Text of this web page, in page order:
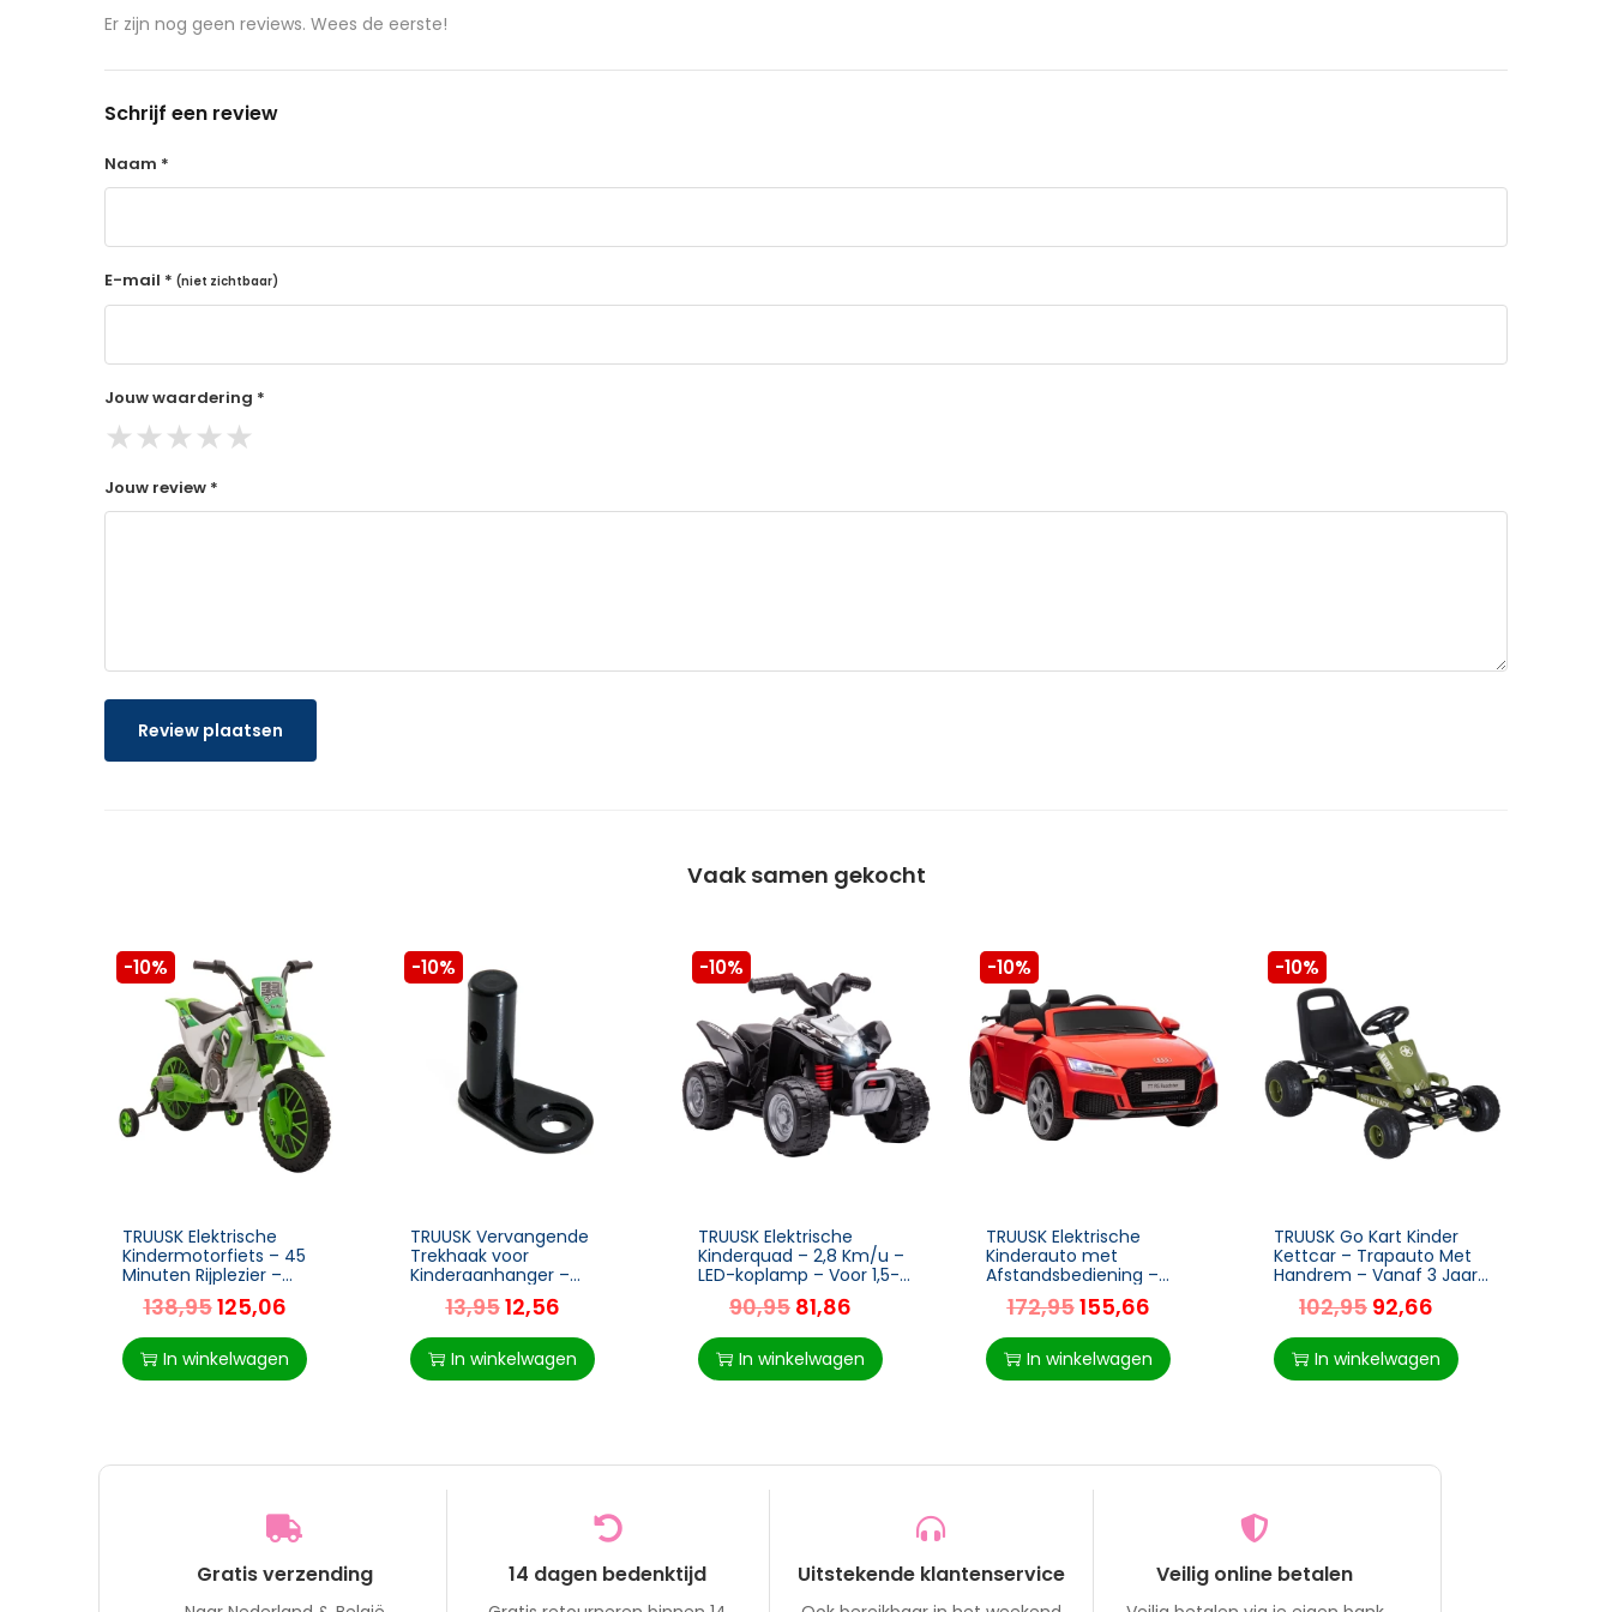
aangeschafte product terug naar de koper.
14 dagen retourtermijn
Binnen 14 dagen een terugbetaling na ontvangst van retour
De terugbetaling wordt gedaan via de betaalmethode waarmee de bestelling is gedaan
Er zijn nog geen reviews. Wees de eerste!
Schrijf een review
Naam *
E-mail * (niet zichtbaar)
Jouw waardering *
★★★★★
Jouw review *
Review plaatsen
Vaak samen gekocht
-10%
TRUUSK Elektrische
Kindermotorfiets – 45
Minuten Rijplezier –
Inclusief Zijwieltjes –
Vanaf 3 Jaar – Groen en
Wit – 106,5 x 51,5
138,95125,06
In winkelwagen
-10%
TRUUSK Vervangende
Trekhaak voor
Kinderaanhanger –
Gemaakt van
Koolstofstaal – Zwart –
Duurzaam en
Betrouwbaar – Eenvoudig
te
13,9512,56
In winkelwagen
-10%
TRUUSK Elektrische
Kinderquad – 2,8 Km/u –
LED-koplamp – Voor 1,5-3
Jaar – Zwart – 65,5 x 38,5
x 43,5 cm
90,95 81,86
In winkelwagen
-10%
TRUUSK Elektrische
Kinderauto met
Afstandsbediening –
MP3-speler – Geschikt
voor 3-6 jaar – Rood – 102
x 60 x 44 cm
172,95155,66
In winkelwagen
-10%
TRUUSK Go Kart Kinder
Kettcar – Trapauto Met
Handrem – Vanaf 3 Jaar
– Groen – 99 x 65 x 56
cm102,95 92,66
In winkelwagen
Gratis verzending 14 dagen bedenktijd Uitstekende klantenservice Veilig online betalen